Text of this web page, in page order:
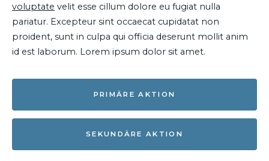
voluptate velit esse cillum dolore eu fugiat nulla
pariatur. Excepteur sint occaecat cupidatat non
proident, sunt in culpa qui officia deserunt mollit anim
id est laborum. Lorem ipsum dolor sit amet.
PRIMÄRE AKTION
SEKUNDÄRE AKTION